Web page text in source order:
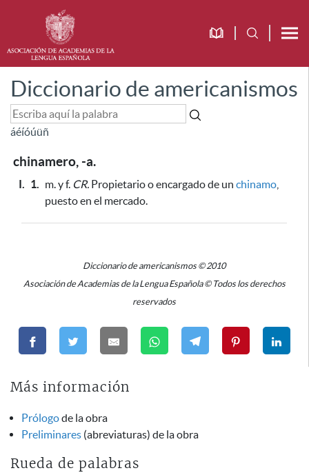
Diccionario de americanismos
áéíóúüñ
chinamero, -a.
I. 1. m. y f. CR. Propietario o encargado de un chinamo
puesto en el mercado.
Diccionario de americanismos © 2010
Asociación de Academias de la Lengua Española © Todos los derechos
reservados
Más información
Prólogode la obra
Preliminares (abreviaturas) de la obra
Rueda de palabras